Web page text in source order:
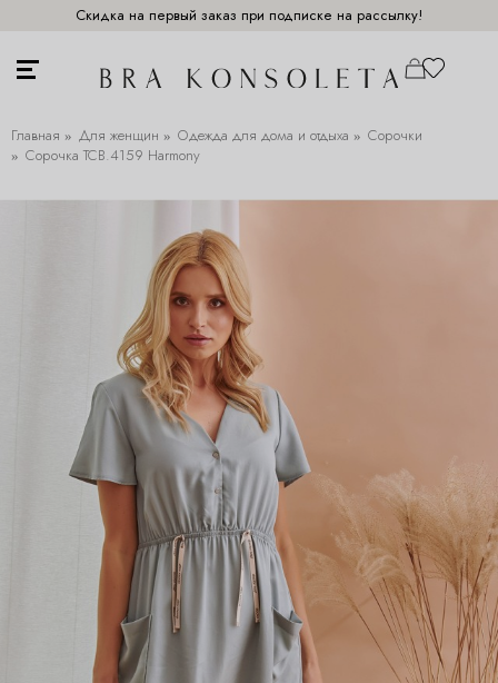
Скидка на первый заказ при подписке на рассылку!
Главная Для женщин Одежда для дома и отдыха
Сорочки
Сорочка TCB.4159 Harmony